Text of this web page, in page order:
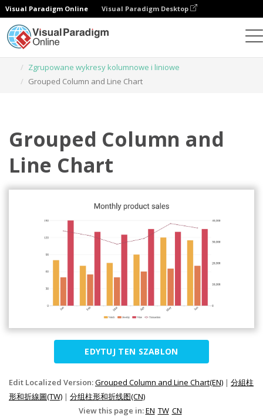
Visual Paradigm Online Visual Paradigm Desktop
Zgrupowane wykresy kolumnowe i liniowe
Grouped Column and Line Chart
Grouped Column and
Line Chart
EDYTUJ TEN SZABLON
Edit Localized Version:Grouped Column and Line Chart(EN) | 分組柱
形和折線圖(TW) | 分组柱形和折线图(CN)
View this page in:EN TW CN